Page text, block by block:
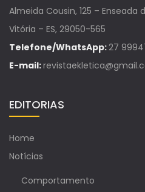
Almeida Cousin, 125 – Enseada
Vitória – ES, 29050-565
Telefone/WhatsApp:27
E-mail:
EDITORIAS
Home
Notícias
Comportamento